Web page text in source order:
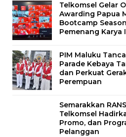
Telkomsel Gelar
Awarding Papua
Bootcamp
Pemenang Karya
PIM Maluku
Parade Kebaya
dan Perkuat
Perempuan
Semarakkan
Telkomsel
Promo, dan
Pelanggan